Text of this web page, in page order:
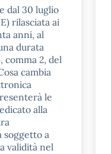
dal 30 luglio
rilasciata ai
anni, al
durata
comma 2, del
cambia
le
alla
soggetto a
validità nel